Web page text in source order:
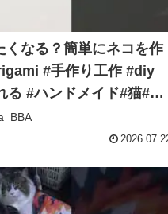
くなる？簡単にネコを作
#手作り工作 #diy
る #ハンドメイド#猫#ネ